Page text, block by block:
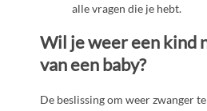
alle vragen die je hebt.
Wil je weer een kind
van een baby?
De beslissing om weer zwanger